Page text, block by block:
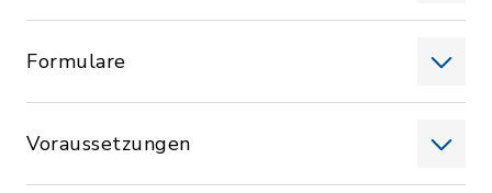
Formulare
Voraussetzungen